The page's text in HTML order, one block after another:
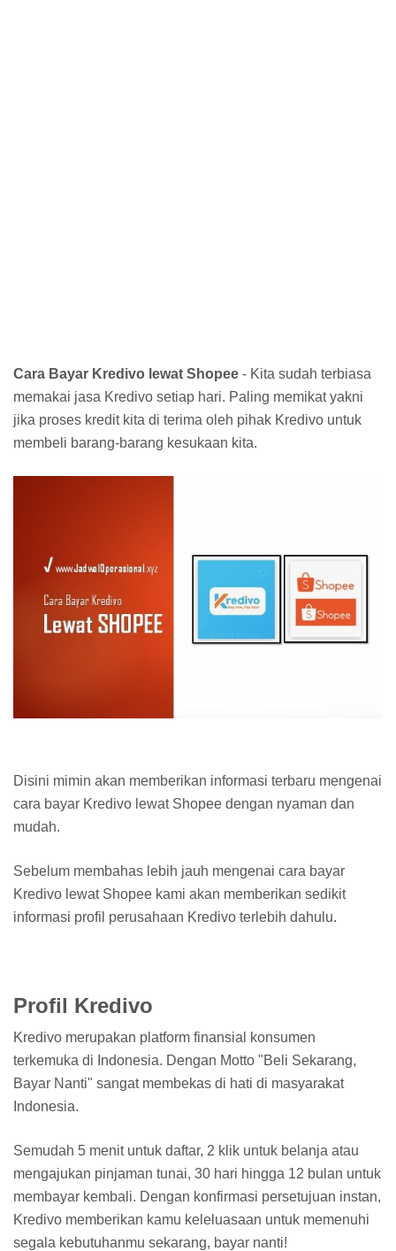
Cara Bayar Kredivo lewat Shopee - Kita sudah terbiasa
memakai jasa Kredivo setiap hari. Paling memikat yakni
jika proses kredit kita di terima oleh pihak Kredivo untuk
membeli barang-barang kesukaan kita.
Disini mimin akan memberikan informasi terbaru mengenai
cara bayar Kredivo lewat Shopee dengan nyaman dan
mudah.
Sebelum membahas lebih jauh mengenai cara bayar
Kredivo lewat Shopee kami akan memberikan sedikit
informasi profil perusahaan Kredivo terlebih dahulu.
Profil Kredivo
Kredivo merupakan platform finansial konsumen
terkemuka di Indonesia. Dengan Motto "Beli Sekarang,
Bayar Nanti" sangat membekas di hati di masyarakat
Indonesia.
Semudah 5 menit untuk daftar, 2 klik untuk belanja atau
mengajukan pinjaman tunai, 30 hari hingga 12 bulan untuk
membayar kembali. Dengan konfirmasi persetujuan instan,
Kredivo memberikan kamu keleluasaan untuk memenuhi
segala kebutuhanmu sekarang, bayar nanti!